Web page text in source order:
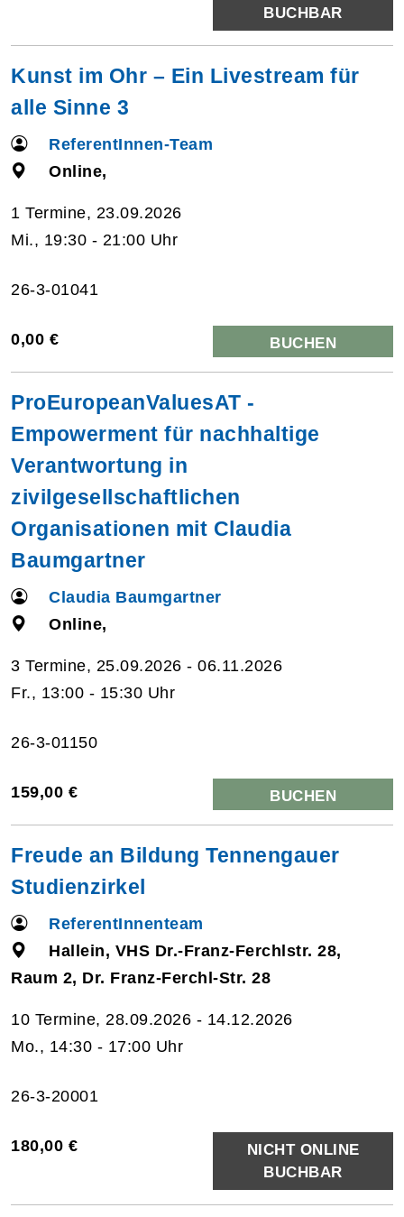
BUCHBAR
Kunst im Ohr – Ein Livestream für
alle Sinne 3
ReferentInnen-Team
Online,
1 Termine, 23.09.2026
Mi., 19:30 - 21:00 Uhr
26-3-01041
0,00 € BUCHEN
ProEuropeanValuesAT -
Empowerment für nachhaltige
Verantwortung in
zivilgesellschaftlichen
Organisationen mit Claudia
Baumgartner
Claudia Baumgartner
Online,
3 Termine, 25.09.2026 - 06.11.2026
Fr., 13:00 - 15:30 Uhr
26-3-01150
159,00 € BUCHEN
Freude an Bildung Tennengauer
Studienzirkel
ReferentInnenteam
Hallein, VHS Dr.-Franz-Ferchlstr. 28,
Raum 2, Dr. Franz-Ferchl-Str. 28
10 Termine, 28.09.2026 - 14.12.2026
Mo., 14:30 - 17:00 Uhr
26-3-20001
180,00 €
NICHT ONLINE
BUCHBAR